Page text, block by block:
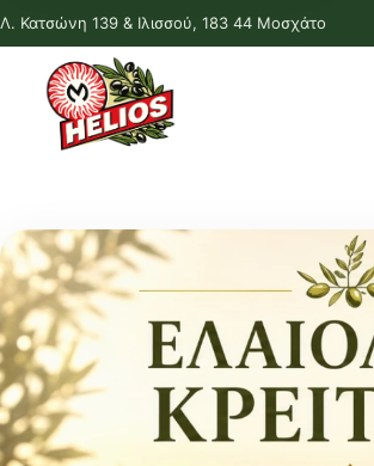
Λ. Κατσώνη 139 & Ιλισσού, 183 44 Μοσχάτο